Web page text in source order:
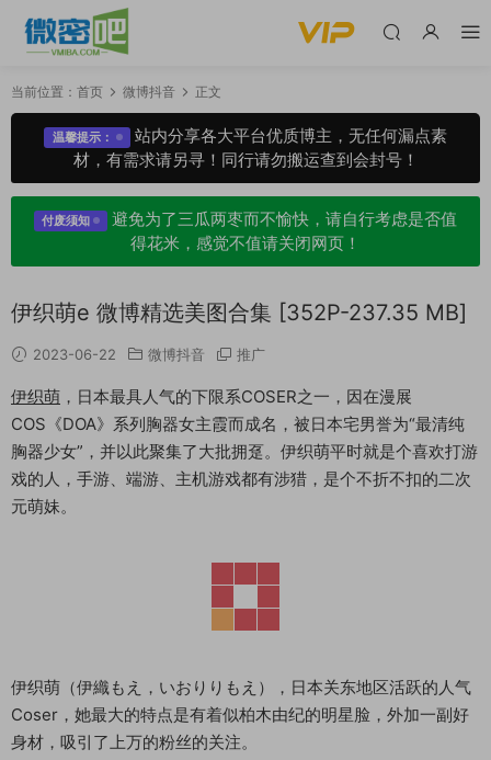
当前位置： 首页 微博抖音 正文
温馨提示：
站内分享各大平台优质博主，无任何漏点素
材，有需求请另寻！同行请勿搬运查到会封号！
付废须知
避免为了三瓜两枣而不愉快，请自行考虑是否值
得花米，感觉不值请关闭网页！
伊织萌e 微博精选美图合集 [352P-237.35 MB]
2023-06-22 微博抖音 推广
伊织萌 ，日本最具人气的下限系COSER之一，因在漫展
COS《DOA》系列胸器女主霞而成名，被日本宅男誉为“最清纯
胸器少女”，并以此聚集了大批拥趸。伊织萌平时就是个喜欢打游
戏的人，手游、端游、主机游戏都有涉猎，是个不折不扣的二次
元萌妹。
伊织萌（伊織もえ，いおりりもえ），日本关东地区活跃的人气
Coser，她最大的特点是有着似柏木由纪的明星脸，外加一副好
身材，吸引了上万的粉丝的关注。